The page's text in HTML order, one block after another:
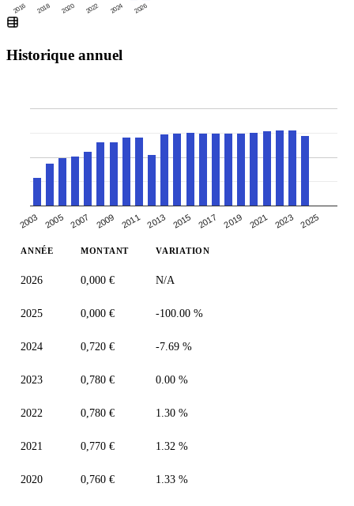
2016 2018 2020 2022 2024 2026
Historique annuel
2003 2005 2007 2009 2011 2013 2015 2017 2019 2021 2023 2025
ANNÉE MONTANT VARIATION
2026 0,000 € N/A
2025 0,000 € -100.00 %
2024 0,720 € -7.69 %
2023 0,780 € 0.00 %
2022 0,780 € 1.30 %
2021 0,770 € 1.32 %
2020 0,760 € 1.33 %